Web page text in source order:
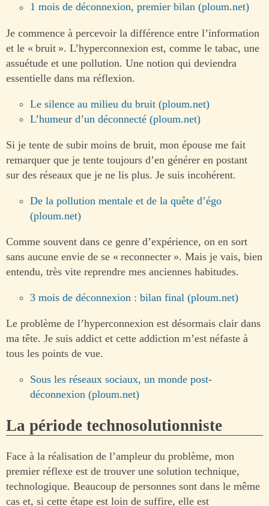
1 mois de déconnexion, premier bilan (ploum.net)
Je commence à percevoir la différence entre l’information
et le « bruit ». L’hyperconnexion est, comme le tabac, une
assuétude et une pollution. Une notion qui deviendra
essentielle dans ma réflexion.
Le silence au milieu du bruit (ploum.net)
L’humeur d’un déconnecté (ploum.net)
Si je tente de subir moins de bruit, mon épouse me fait
remarquer que je tente toujours d’en générer en postant
sur des réseaux que je ne lis plus. Je suis incohérent.
De la pollution mentale et de la quête d’égo
(ploum.net)
Comme souvent dans ce genre d’expérience, on en sort
sans aucune envie de se « reconnecter ». Mais je vais, bien
entendu, très vite reprendre mes anciennes habitudes.
3 mois de déconnexion : bilan final (ploum.net)
Le problème de l’hyperconnexion est désormais clair dans
ma tête. Je suis addict et cette addiction m’est néfaste à
tous les points de vue.
Sous les réseaux sociaux, un monde post-
déconnexion (ploum.net)
La période technosolutionniste
Face à la réalisation de l’ampleur du problème, mon
premier réflexe est de trouver une solution technique,
technologique. Beaucoup de personnes sont dans le même
cas et, si cette étape est loin de suffire, elle est